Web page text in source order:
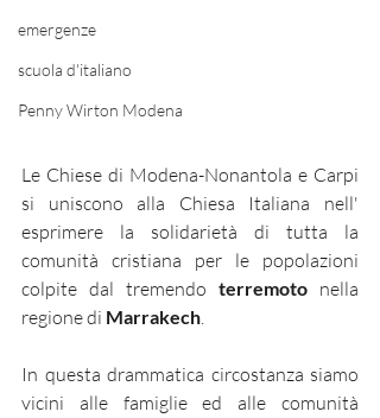
emergenze
scuola d'italiano
Penny Wirton Modena
Le Chiese di Modena-Nonantola e Carpi
si uniscono alla Chiesa Italiana nell'
esprimere la solidarietà di tutta la
comunità cristiana per le popolazioni
colpite dal tremendo terremoto nella
regione di Marrakech.
In questa drammatica circostanza siamo
vicini alle famiglie ed alle comunità